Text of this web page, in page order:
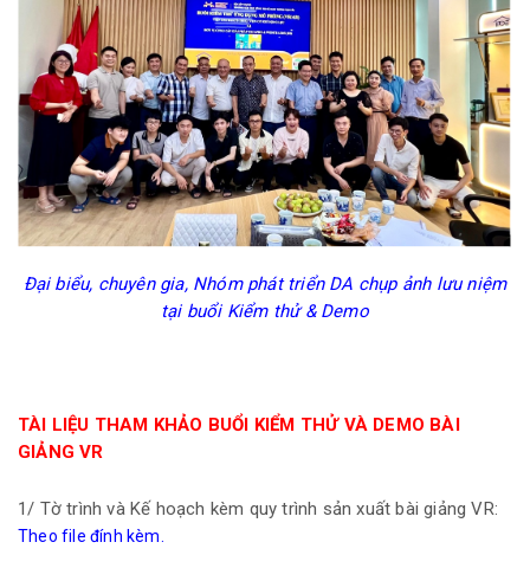
Đại biểu, chuyên gia, Nhóm phát triển DA chụp ảnh lưu niệm
tại buổi Kiểm thử & Demo
TÀI LIỆU THAM KHẢO BUỔI KIỂM THỬ VÀ DEMO BÀI
GIẢNG VR
1/ Tờ trình và Kế hoạch kèm quy trình sản xuất bài giảng VR:
Theo file đính kèm.